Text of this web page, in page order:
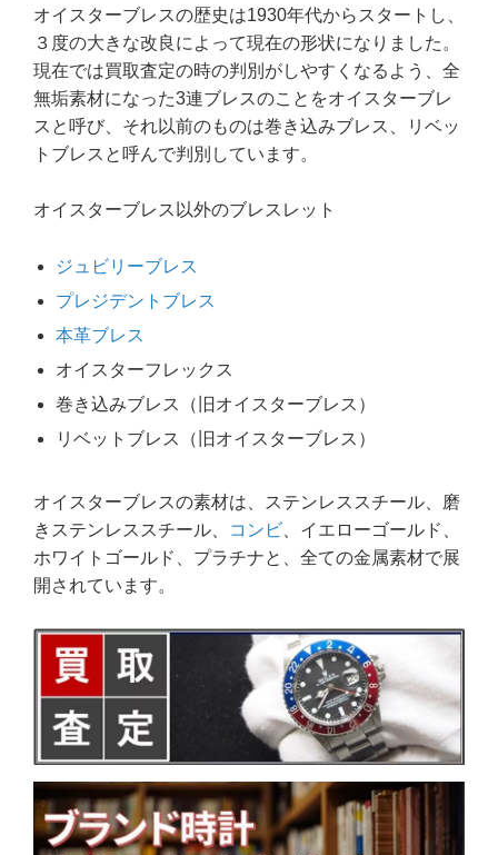
オイスターブレスの歴史は1930年代からスタートし、
３度の大きな改良によって現在の形状になりました。
現在では買取査定の時の判別がしやすくなるよう、全
無垢素材になった3連ブレスのことをオイスターブレ
スと呼び、それ以前のものは巻き込みブレス、リベッ
トブレスと呼んで判別しています。
オイスターブレス以外のブレスレット
ジュビリーブレス
プレジデントブレス
本革ブレス
オイスターフレックス
巻き込みブレス（旧オイスターブレス）
リベットブレス（旧オイスターブレス）
オイスターブレスの素材は、ステンレススチール、磨
きステンレススチール、
コンビ 、イエローゴールド、
ホワイトゴールド、プラチナと、全ての金属素材で展
開されています。